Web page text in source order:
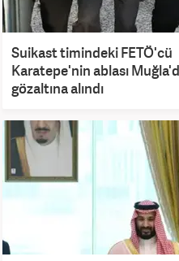
Suikast timindeki FETÖ'cü
Karatepe'nin ablası
gözaltına alındı